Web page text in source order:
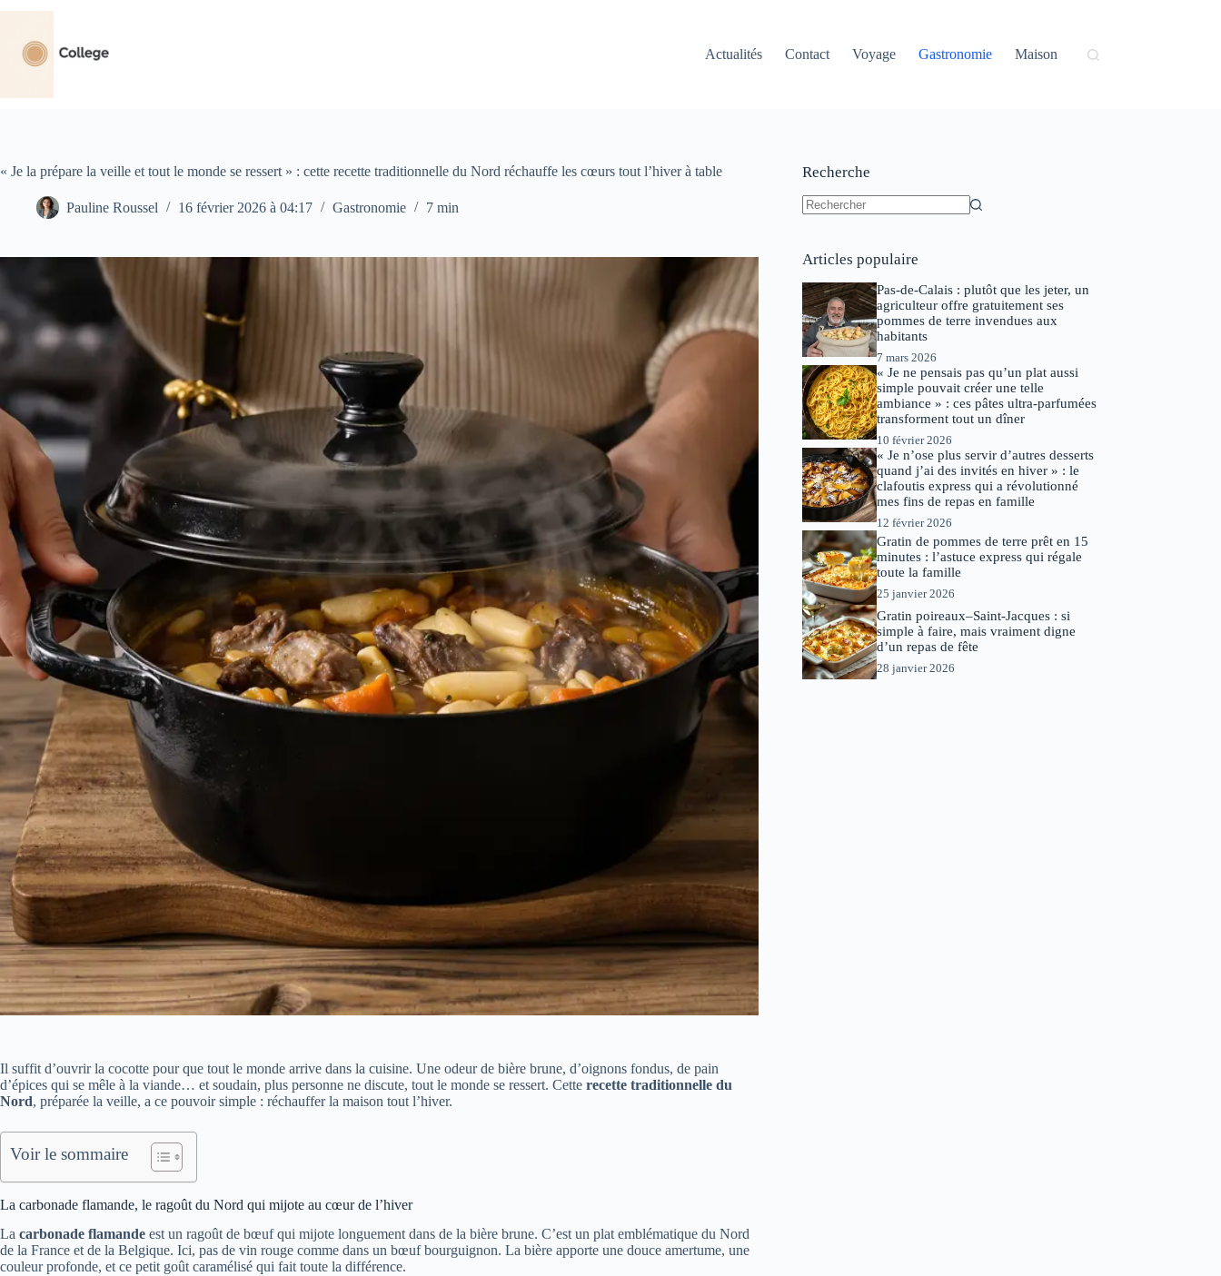
contenu
Actualités
Contact Voyage Gastronomie Maison
« Je la prépare la veille et tout le monde se ressert » : cette recette traditionnelle du Nord réchauffe les cœurs tout l’hiver à table
Pauline Roussel 16 février 2026 à 04:17 Gastronomie 7 min
Il suffit d’ouvrir la cocotte pour que tout le monde arrive dans la cuisine. Une odeur de bière brune, d’oignons fondus, de pain
d’épices qui se mêle à la viande… et soudain, plus personne ne discute, tout le monde se ressert. Cette recette traditionnelle du
Nord, préparée la veille, a ce pouvoir simple : réchauffer la maison tout l’hiver.
Voir le sommaire
La carbonade flamande, le ragoût du Nord qui mijote au cœur de l’hiver
La carbonade flamande est un ragoût de bœuf qui mijote longuement dans de la bière brune. C’est un plat emblématique du Nord
de la France et de la Belgique. Ici, pas de vin rouge comme dans un bœuf bourguignon. La bière apporte une douce amertume, une
couleur profonde, et ce petit goût caramélisé qui fait toute la différence.
Recherche
Articles populaire
Pas-de-Calais : plutôt que les jeter, un
agriculteur offre gratuitement ses
pommes de terre invendues aux
habitants
7 mars 2026
« Je ne pensais pas qu’un plat aussi
simple pouvait créer une telle
ambiance » : ces pâtes ultra-parfumées
transforment tout un dîner
10 février 2026
« Je n’ose plus servir d’autres desserts
quand j’ai des invités en hiver » : le
clafoutis express qui a révolutionné
mes fins de repas en famille
12 février 2026
Gratin de pommes de terre prêt en 15
minutes : l’astuce express qui régale
toute la famille
25 janvier 2026
Gratin poireaux–Saint-Jacques : si
simple à faire, mais vraiment digne
d’un repas de fête
28 janvier 2026